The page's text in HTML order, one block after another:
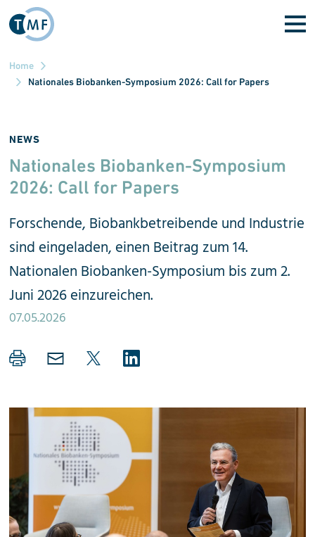
Skip to main content
Home
Nationales Biobanken-Symposium 2026: Call for Papers
NEWS
Nationales Biobanken-Sym­po­sium
2026: Call for Papers
Forschende, Biobankbetreibende und Industrie
sind eingeladen, einen Beitrag zum 14.
Nationalen Biobanken-Symposium bis zum 2.
Juni 2026 einzureichen.
07.05.2026